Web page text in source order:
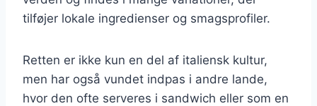
tilføjer lokale ingredienser og smagsprofiler.
Retten er ikke kun en del af italiensk kultur,
men har også vundet indpas i andre lande,
hvor den ofte serveres i sandwich eller som en